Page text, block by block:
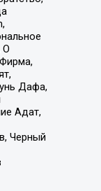
О
Дафа,
Адат,
Черный